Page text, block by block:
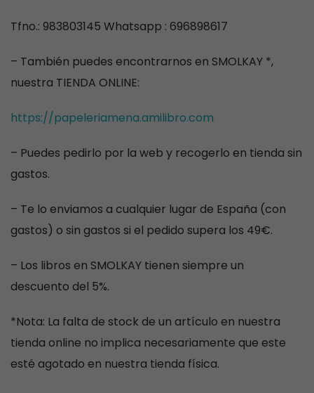
Tfno.: 983803145 Whatsapp : 696898617
– También puedes encontrarnos en SMOLKAY *,
nuestra TIENDA ONLINE:
https://papeleriamena.amilibro.com
– Puedes pedirlo por la web y recogerlo en tienda sin
gastos.
– Te lo enviamos a cualquier lugar de España (con
gastos) o sin gastos si el pedido supera los 49€.
– Los libros en SMOLKAY tienen siempre un
descuento del 5%.
*Nota: La falta de stock de un artículo en nuestra
tienda online no implica necesariamente que este
esté agotado en nuestra tienda física.